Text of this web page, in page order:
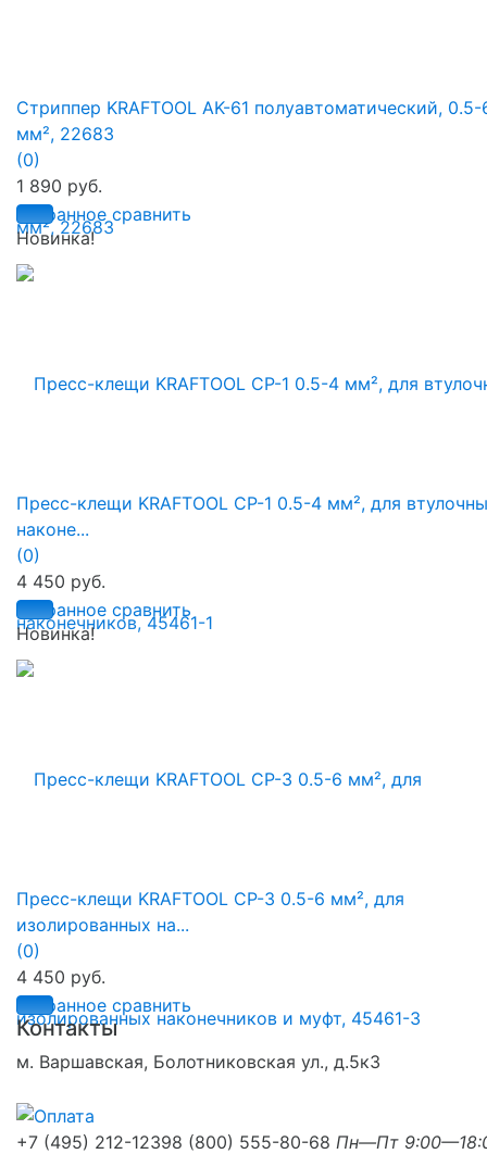
избранное сравнить
Стриппер KRAFTOOL AK-61 полуавтоматический, 0.5-
мм², 22683
(0)
1 890 руб.
Новинка!
избранное сравнить
Пресс-клещи KRAFTOOL CP-1 0.5-4 мм², для
наконе...
(0)
4 450 руб.
Новинка!
избранное сравнить
Пресс-клещи KRAFTOOL CP-3 0.5-6 мм², для
изолированных на...
(0)
4 450 руб.
Контакты
м. Варшавская, Болотниковская ул., д.5к3
+7 (495) 212-12398 (800) 555-80-68 Пн—Пт